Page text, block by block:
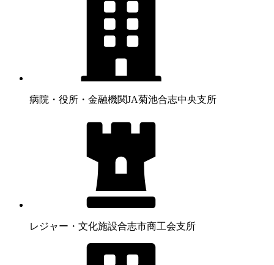
病院・役所・金融機関JA菊池合志中央支所
レジャー・文化施設合志市商工会支所